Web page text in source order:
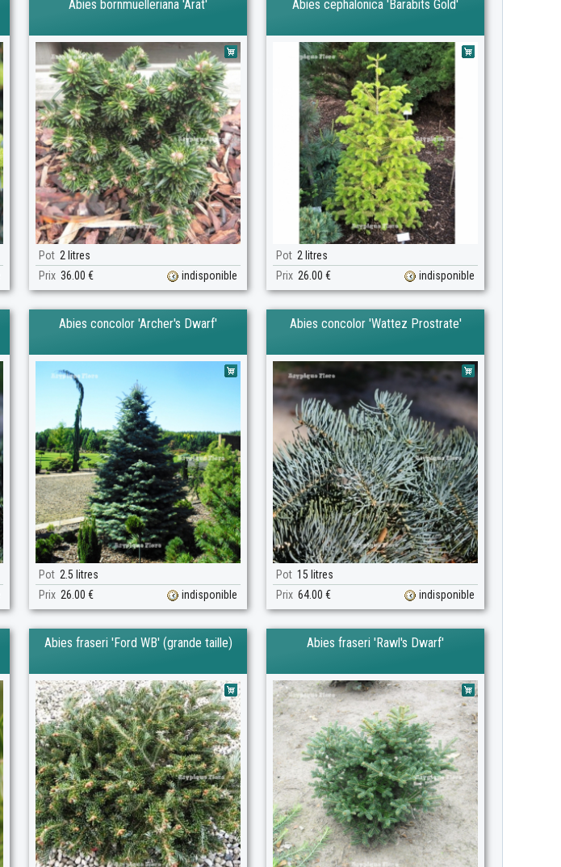
Abies bornmuelleriana 'Arat'
Pot 2 litres
Prix 36.00 € indisponible
Abies cephalonica 'Barabits Gold'
Pot 2 litres
Prix 26.00 € indisponible
Abies concolor 'Archer's Dwarf'
Pot 2.5 litres
Prix 26.00 € indisponible
Abies concolor 'Wattez Prostrate'
Pot 15 litres
Prix 64.00 € indisponible
Abies fraseri 'Ford WB' (grande taille) Abies fraseri 'Rawl's Dwarf'